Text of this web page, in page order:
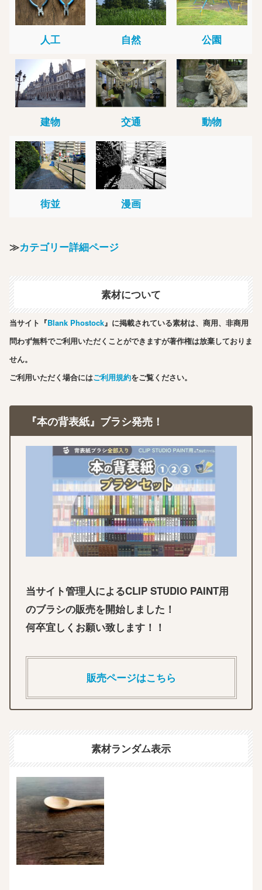
人工 自然 公園
建物 交通 動物
街並 漫画
≫カテゴリー詳細ページ
素材について
当サイト『Blank Phostock』に掲載されている素材は、商用、非商用
問わず無料でご利用いただくことができますが著作権は放棄しておりま
せん。
ご利用いただく場合にはご利用規約をご覧ください。
『本の背表紙』ブラシ発売！
当サイト管理人によるCLIP STUDIO PAINT用
のブラシの販売を開始しました！
何卒宜しくお願い致します！！
販売ページはこちら
素材ランダム表示